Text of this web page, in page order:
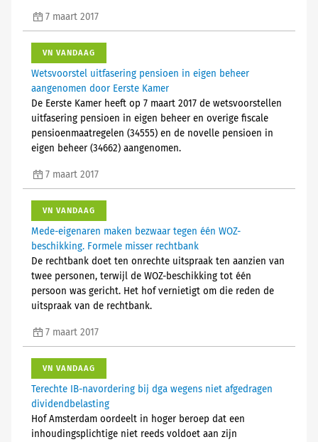
7 maart 2017
VN VANDAAG
Wetsvoorstel uitfasering pensioen in eigen beheer
aangenomen door Eerste Kamer
De Eerste Kamer heeft op 7 maart 2017 de wetsvoorstellen
uitfasering pensioen in eigen beheer en overige fiscale
pensioenmaatregelen (34555) en de novelle pensioen in
eigen beheer (34662) aangenomen.
7 maart 2017
VN VANDAAG
Mede-eigenaren maken bezwaar tegen één WOZ-
beschikking. Formele misser rechtbank
De rechtbank doet ten onrechte uitspraak ten aanzien van
twee personen, terwijl de WOZ-beschikking tot één
persoon was gericht. Het hof vernietigt om die reden de
uitspraak van de rechtbank.
7 maart 2017
VN VANDAAG
Terechte IB-navordering bij dga wegens niet afgedragen
dividendbelasting
Hof Amsterdam oordeelt in hoger beroep dat een
inhoudingsplichtige niet reeds voldoet aan zijn